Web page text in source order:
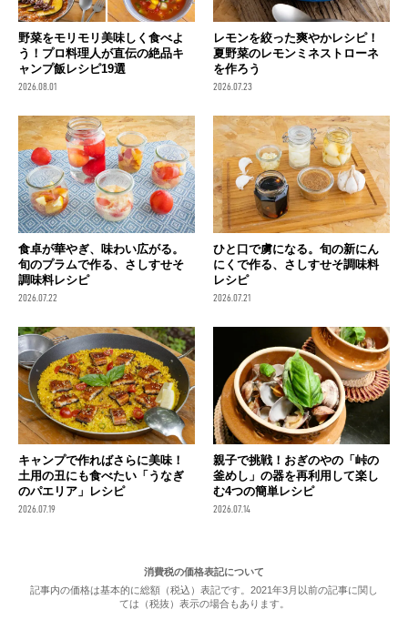
野菜をモリモリ美味しく食べよ
う！プロ料理人が直伝の絶品キ
ャンプ飯レシピ19選
2026.08.01
レモンを絞った爽やかレシピ！
夏野菜のレモンミネストローネ
を作ろう
2026.07.23
食卓が華やぎ、味わい広がる。
旬のプラムで作る、さしすせそ
調味料レシピ
2026.07.22
ひと口で虜になる。旬の新にん
にくで作る、さしすせそ調味料
レシピ
2026.07.21
キャンプで作ればさらに美味！
土用の丑にも食べたい「うなぎ
のパエリア」レシピ
2026.07.19
親子で挑戦！おぎのやの「峠の
釜めし」の器を再利用して楽し
む4つの簡単レシピ
2026.07.14
消費税の価格表記について
記事内の価格は基本的に総額（税込）表記です。2021年3月以前の記事に関し
ては（税抜）表示の場合もあります。